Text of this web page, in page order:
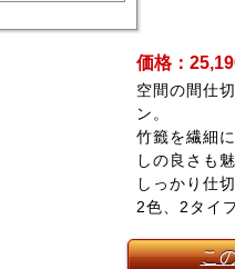
価格：
空間の間仕
ン。
竹籤を繊細
しの良さも
しっかり仕
2色、2タイ
こ